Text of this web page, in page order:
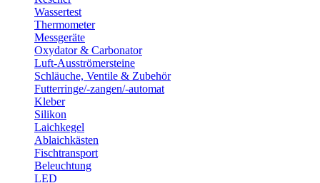
Wassertest
Thermometer
Messgeräte
Oxydator & Carbonator
Luft-Ausströmersteine
Schläuche, Ventile & Zubehör
Futterringe/-zangen/-automat
Kleber
Silikon
Laichkegel
Ablaichkästen
Fischtransport
Beleuchtung
LED